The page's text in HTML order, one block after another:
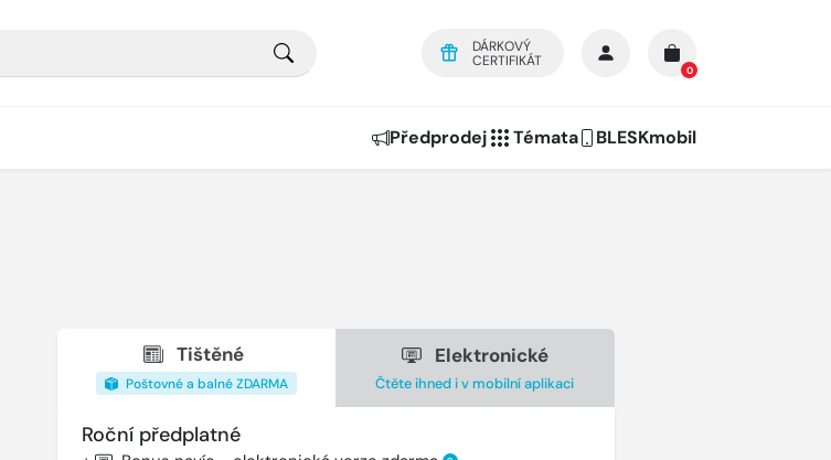
DÁRKOVÝ
CERTIFIKÁT
0
Předprodej Témata BLESKmobil
Tištěné
Poštovné a balné ZDARMA
Elektronické
Čtěte ihned i v mobilní aplikaci
Roční předplatné